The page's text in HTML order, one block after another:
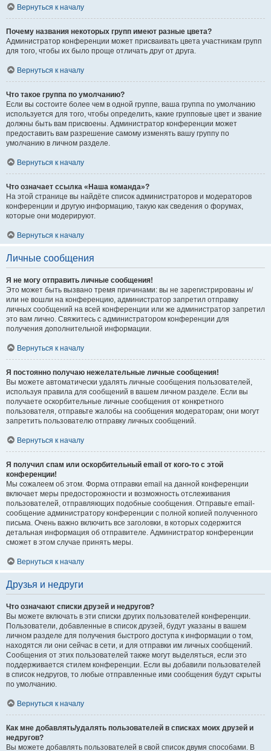
Вернуться к началу
Почему названия некоторых групп имеют разные цвета?
Администратор конференции может присваивать цвета участникам групп
для того, чтобы их было проще отличать друг от друга.
Вернуться к началу
Что такое группа по умолчанию?
Если вы состоите более чем в одной группе, ваша группа по умолчанию
используется для того, чтобы определить, какие групповые цвет и звание
должны быть вам присвоены. Администратор конференции может
предоставить вам разрешение самому изменять вашу группу по
умолчанию в личном разделе.
Вернуться к началу
Что означает ссылка «Наша команда»?
На этой странице вы найдёте список администраторов и модераторов
конференции и другую информацию, такую как сведения о форумах,
которые они модерируют.
Вернуться к началу
Личные сообщения
Я не могу отправить личные сообщения!
Это может быть вызвано тремя причинами: вы не зарегистрированы и/
или не вошли на конференцию, администратор запретил отправку
личных сообщений на всей конференции или же администратор запретил
это вам лично. Свяжитесь с администратором конференции для
получения дополнительной информации.
Вернуться к началу
Я постоянно получаю нежелательные личные сообщения!
Вы можете автоматически удалять личные сообщения пользователей,
используя правила для сообщений в вашем личном разделе. Если вы
получаете оскорбительные личные сообщения от конкретного
пользователя, отправьте жалобы на сообщения модераторам; они могут
запретить пользователю отправку личных сообщений.
Вернуться к началу
Я получил спам или оскорбительный email от кого-то с этой
конференции!
Мы сожалеем об этом. Форма отправки email на данной конференции
включает меры предосторожности и возможность отслеживания
пользователей, отправляющих подобные сообщения. Отправьте email-
сообщение администратору конференции с полной копией полученного
письма. Очень важно включить все заголовки, в которых содержится
детальная информация об отправителе. Администратор конференции
сможет в этом случае принять меры.
Вернуться к началу
Друзья и недруги
Что означают списки друзей и недругов?
Вы можете включать в эти списки других пользователей конференции.
Пользователи, добавленные в список друзей, будут указаны в вашем
личном разделе для получения быстрого доступа к информации о том,
находятся ли они сейчас в сети, и для отправки им личных сообщений.
Сообщения от этих пользователей также могут выделяться, если это
поддерживается стилем конференции. Если вы добавили пользователей
в список недругов, то любые отправленные ими сообщения будут скрыты
по умолчанию.
Вернуться к началу
Как мне добавлять/удалять пользователей в списках моих друзей и
недругов?
Вы можете добавлять пользователей в свой список двумя способами. В